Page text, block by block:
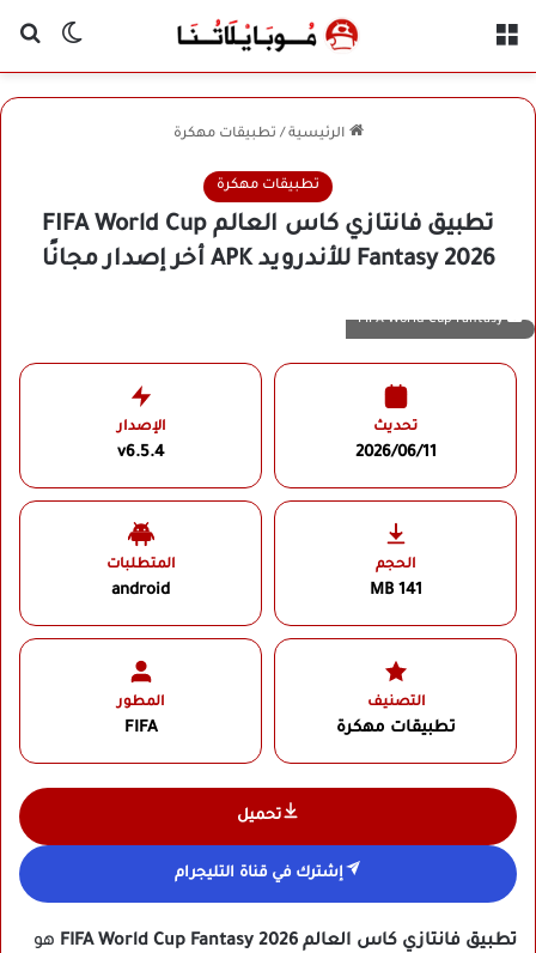
الوضع
الرئيسية / تطبيقات مهكرة
تطبيقات مهكرة
تطبيق فانتازي كاس العالم FIFA World Cup
Fantasy 2026 للأندرويد APK أخر إصدار مجانًا
FIFA World Cup Fantasy
تحديث
2026/06/11
الإصدار
v6.5.4
الحجم
141 MB
المتطلبات
android
التصنيف
تطبيقات مهكرة
المطور
FIFA‏
تحميل
إشترك في قناة التليجرام
تطبيق فانتازي كاس العالم 2026 FIFA World Cup Fantasy
هو